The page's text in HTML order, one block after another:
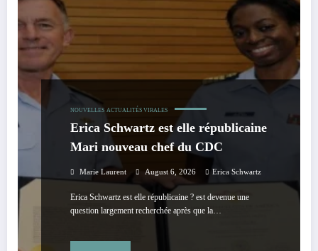
NOUVELLES ACTUALITÉS VIRALES
Erica Schwartz est elle républicaine
Mari nouveau chef du CDC
Marie Laurent August 6, 2026 Erica Schwartz
Erica Schwartz est elle républicaine ? est devenue une
question largement recherchée après que la…